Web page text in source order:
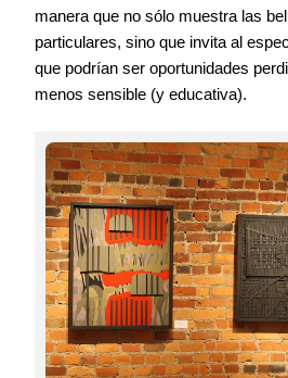
manera que no sólo muestra las
particulares, sino que invita al
que podrían ser oportunidades
menos sensible (y educativa).